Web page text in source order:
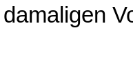
damaligen